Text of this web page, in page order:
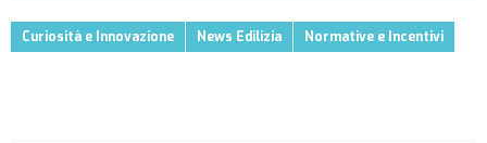
Curiosità e Innovazione News Edilizia Normative e Incentivi